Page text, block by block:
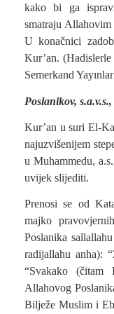
kako bi ga
smatraju Allahovim
U konačnici
Kur’an.
Semerkand
Poslanikov,
Kur’an u suri El-
najuzvišenijem
u Muhammedu,
uvijek slijediti.
Prenosi se od
majko
Poslanika
radijallahu anha):
“Svakako (čitam
Allahovog
Bilježe Muslim i